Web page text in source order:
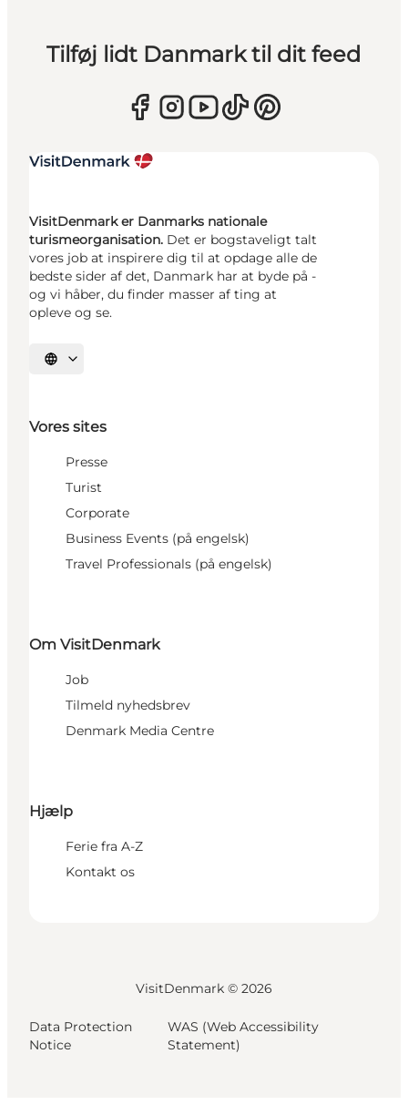
Tilføj lidt Danmark til dit feed
VisitDenmark er Danmarks nationale
turismeorganisation. Det er bogstaveligt talt
vores job at inspirere dig til at opdage alle de
bedste sider af det, Danmark har at byde på -
og vi håber, du finder masser af ting at
opleve og se.
Vælg sprog
Vores sites
Presse
Turist
Corporate
Business Events (på engelsk)
Travel Professionals (på engelsk)
Om VisitDenmark
Job
Tilmeld nyhedsbrev
Denmark Media Centre
Hjælp
Ferie fra A-Z
Kontakt os
VisitDenmark © 2026
Data Protection
Notice
WAS (Web Accessibility
Statement)